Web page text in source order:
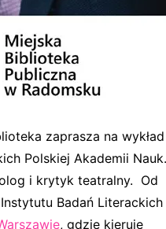
zaprasza na wykład
Polskiej Akademii Nauk.
i krytyk teatralny. Od
Badań Literackich
, gdzie kieruje